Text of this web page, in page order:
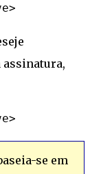
assinatura,
se em